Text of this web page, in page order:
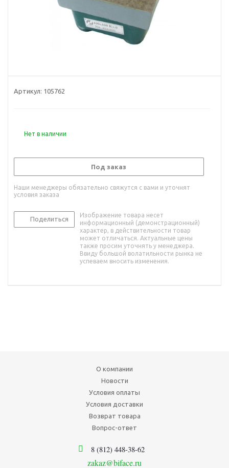
Артикул: 105762
Нет в наличии
Под заказ
Наши менеджеры обязательно свяжутся с вами и уточнят
условия заказа
Поделиться
Изображение товара несет
информационный (демонстрационный)
характер, в действительности товар
может отличаться. Актуальные цены
также просим уточнять у менеджера.
Ввиду большой волатильности рынка не
успеваем вносить изменения.
О компании
Новости
Условия оплаты
Условия доставки
Возврат товара
Вопрос-ответ
8 (812) 448-38-62
zakaz@biface.ru